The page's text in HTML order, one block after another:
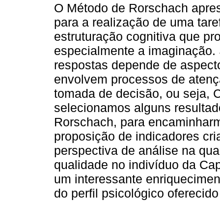
O Método de Rorschach
para a realização de uma
estruturação cognitiva que
especialmente a
respostas depende de
envolvem processos de
tomada de decisão, ou seja,
selecionamos alguns
Rorschach, para
proposição de indicadores
perspectiva de análise na
qualidade no indivíduo da
um interessante
do perfil psicológico